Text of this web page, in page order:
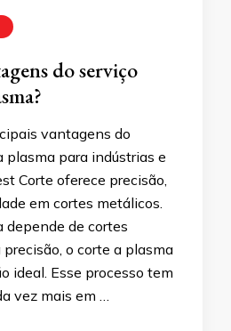
do serviço
vantagens do
plasma para indústrias e
Corte oferece precisão,
em cortes metálicos.
depende de cortes
o corte a plasma
ideal. Esse processo tem
vez mais em …